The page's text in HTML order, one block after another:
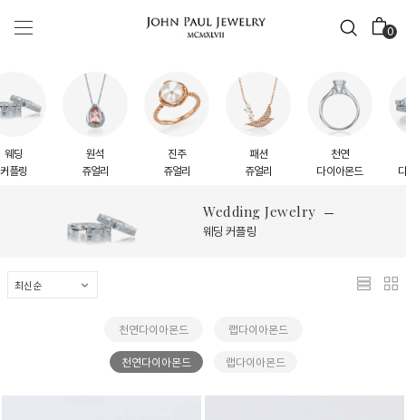
0
다이아몬드
다이아몬드
Wedding Jewelry
웨딩 커플링
천연다이아몬드 랩다이아몬드
천연다이아몬드 랩다이아몬드